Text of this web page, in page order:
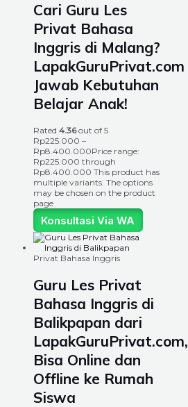
Cari Guru Les
Privat Bahasa
Inggris di Malang?
LapakGuruPrivat.com
Jawab Kebutuhan
Belajar Anak!
Rated 4.36out of 5
Rp225.000 –
Rp8.400.000Price range:
Rp225.000 through
Rp8.400.000 This product has
multiple variants. The options
may be chosen on the product
page
Konsultasi Via WA
Privat Bahasa Inggris
Guru Les Privat
Bahasa Inggris di
Balikpapan dari
LapakGuruPrivat.com,
Bisa Online dan
Offline ke Rumah
Siswa